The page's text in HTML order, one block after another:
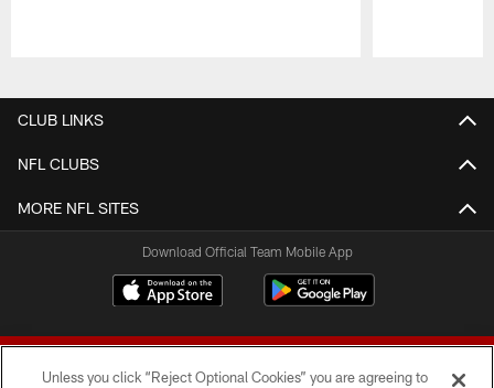
CLUB LINKS
NFL CLUBS
MORE NFL SITES
Download Official Team Mobile App
Unless you click “Reject Optional Cookies” you are agreeing to